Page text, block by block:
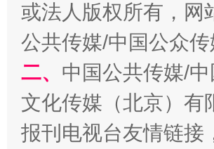
受贿1.44亿！段成刚被判无期
或法人版权所有，网
公共传媒/中国公众
二、 中国公共传媒/
文化传媒（北京）有
报刊电视台友情链接